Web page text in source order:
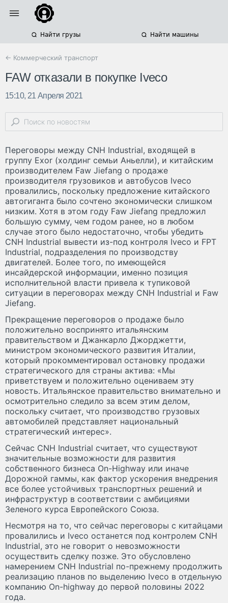
Найти грузы Найти машины
← Коммерческий транспорт
FAW отказали в покупке Iveco
15:10, 21 Апреля 2021
Переговоры между CNH Industrial, входящей в
группу Exor (холдинг семьи Аньелли), и китайским
производителем Faw Jiefang о продаже
производителя грузовиков и автобусов Iveco
провалились, поскольку предложение китайского
автогиганта было сочтено экономически слишком
низким. Хотя в этом году Faw Jiefang предложил
большую сумму, чем годом ранее, но в любом
случае этого было недостаточно, чтобы убедить
CNH Industrial вывести из-под контроля Iveco и FPT
Industrial, подразделения по производству
двигателей. Более того, по имеющейся
инсайдерской информации, именно позиция
исполнительной власти привела к тупиковой
ситуации в переговорах между CNH Industrial и Faw
Jiefang.
Прекращение переговоров о продаже было
положительно воспринято итальянским
правительством и Джанкарло Джорджетти,
министром экономического развития Италии,
который прокомментировал остановку продажи
стратегического для страны актива: «Мы
приветствуем и положительно оцениваем эту
новость. Итальянское правительство внимательно и
осмотрительно следило за всем этим делом,
поскольку считает, что производство грузовых
автомобилей представляет национальный
стратегический интерес».
Сейчас CNH Industrial считает, что существуют
значительные возможности для развития
собственного бизнеса On-Highway или иначе
Дорожной гаммы, как фактор ускорения внедрения
все более устойчивых транспортных решений и
инфраструктур в соответствии с амбициями
Зеленого курса Европейского Союза.
Несмотря на то, что сейчас переговоры с китайцами
провалились и Iveco останется под контролем CNH
Industrial, это не говорит о невозможности
осуществить сделку позже. Это обусловлено
намерением CNH Industrial по-прежнему продолжить
реализацию планов по выделению Iveco в отдельную
компанию On-highway до первой половины 2022
года.